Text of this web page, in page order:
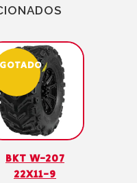
BKT W-207
22X11-9